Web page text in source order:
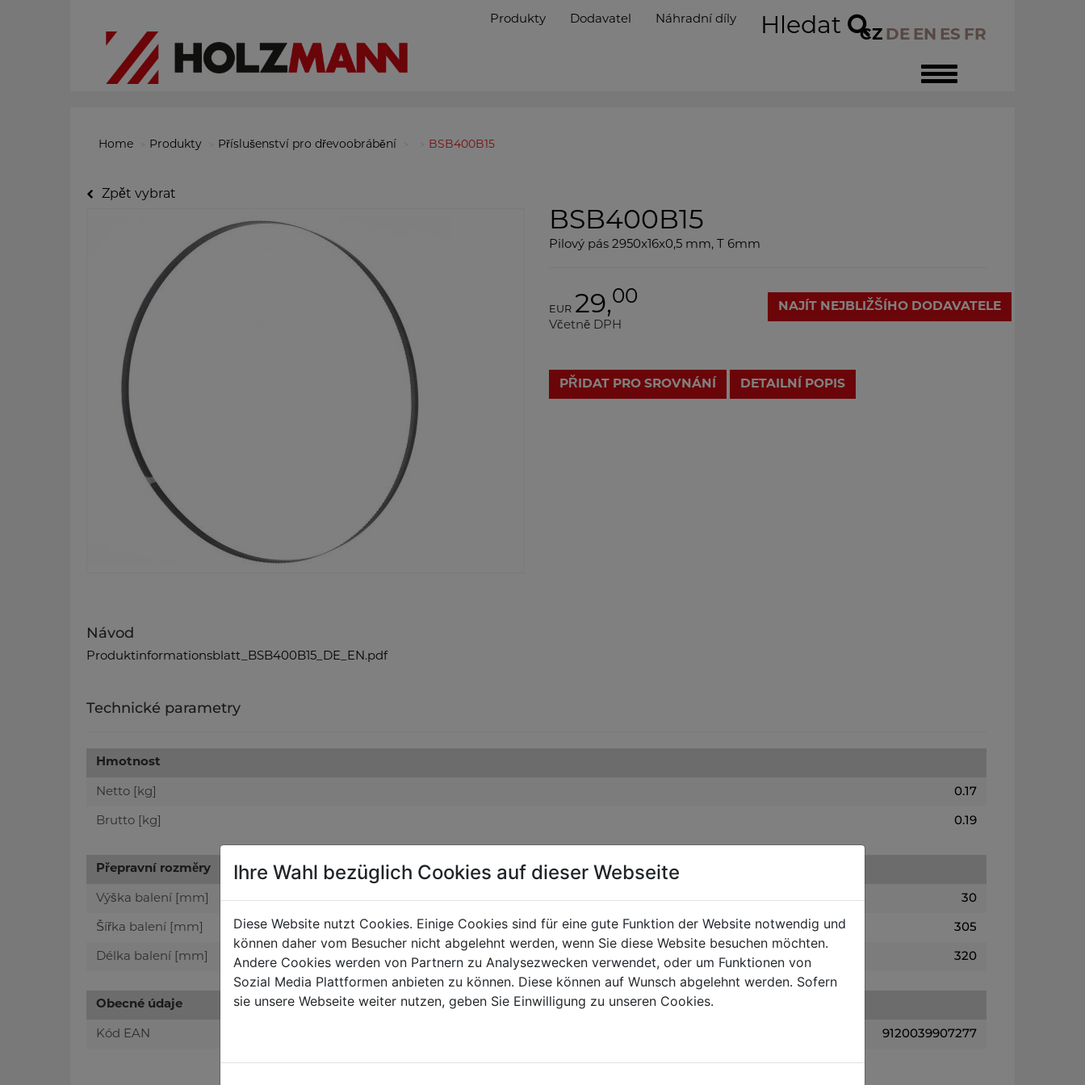
Toggle
navigation
CZ DE EN ES FR
Produkty Dodavatel Náhradní díly Hledat
Home Produkty Příslušenství pro dřevoobrábění BSB400B15
Zpět vybrat
Návod
Produktinformationsblatt_BSB400B15_DE_EN.pdf
BSB400B15
Pilový pás 2950x16x0,5 mm, T 6mm
EUR 29,00
Včetně DPH
NAJÍT NEJBLIŽŠÍHO DODAVATELE
PŘIDAT PRO SROVNÁNÍ DETAILNÍ POPIS
Technické parametry
Hmotnost
Netto [kg] 0.17
Brutto [kg] 0.19
Přepravní rozměry
Výška balení [mm] 30
Šířka balení [mm] 305
Délka balení [mm] 320
Obecné údaje
Kód EAN 9120039907277
Ihre Wahl bezüglich Cookies auf dieser Webseite
Diese Website nutzt Cookies. Einige Cookies sind für eine gute Funktion der Website notwendig und
können daher vom Besucher nicht abgelehnt werden, wenn Sie diese Website besuchen möchten.
Andere Cookies werden von Partnern zu Analysezwecken verwendet, oder um Funktionen von
Sozial Media Plattformen anbieten zu können. Diese können auf Wunsch abgelehnt werden. Sofern
sie unsere Webseite weiter nutzen, geben Sie Einwilligung zu unseren Cookies.